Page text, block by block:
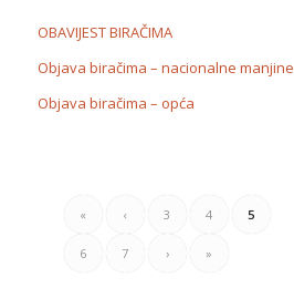
OBAVIJEST BIRAČIMA
Objava biračima – nacionalne manjine
Objava biračima – opća
« ‹ 3 4 5
6 7 › »